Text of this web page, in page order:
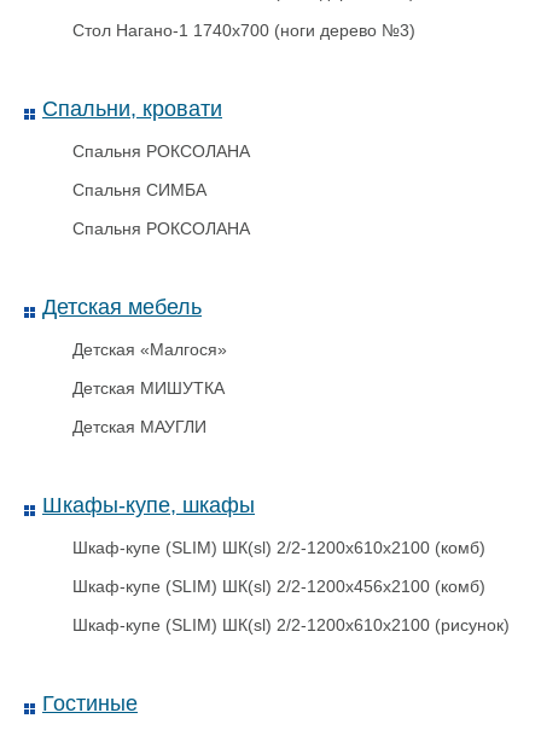
Антимагнитная пломба-
Стол Нагано-1 1740х700 (ноги дерево №3)
Спальни, кровати
Спальня РОКСОЛАНА
Спальня СИМБА
Спальня РОКСОЛАНА
Детская мебель
Детская «Малгося»
Детская МИШУТКА
Детская МАУГЛИ
Шкафы-купе, шкафы
Шкаф-купе (SLIM) ШК(sl) 2/2-1200х610х2100 (комб)
Шкаф-купе (SLIM) ШК(sl) 2/2-1200х456х2100 (комб)
Шкаф-купе (SLIM) ШК(sl) 2/2-1200х610х2100 (рисунок)
Гостиные